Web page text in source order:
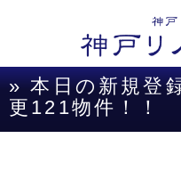
» 本日の新規登
更121物件！！